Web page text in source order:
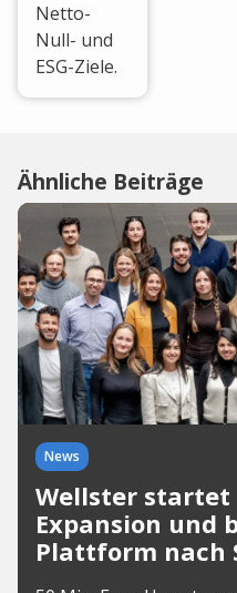
Netto-
Null- und
ESG-Ziele.
Ähnliche Beiträge
News
Wellster
Expansion und
Plattform nach